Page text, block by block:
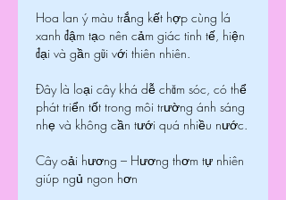
Hoa lan ý màu trắng kết hợp cùng lá
xanh đậm tạo nên cảm giác tinh tế, hiện
đại và gần gũi với thiên nhiên.
Đây là loại cây khá dễ chăm sóc, có thể
phát triển tốt trong môi trường ánh sáng
nhẹ và không cần tưới quá nhiều nước.
Cây oải hương – Hương thơm tự nhiên
giúp ngủ ngon hơn